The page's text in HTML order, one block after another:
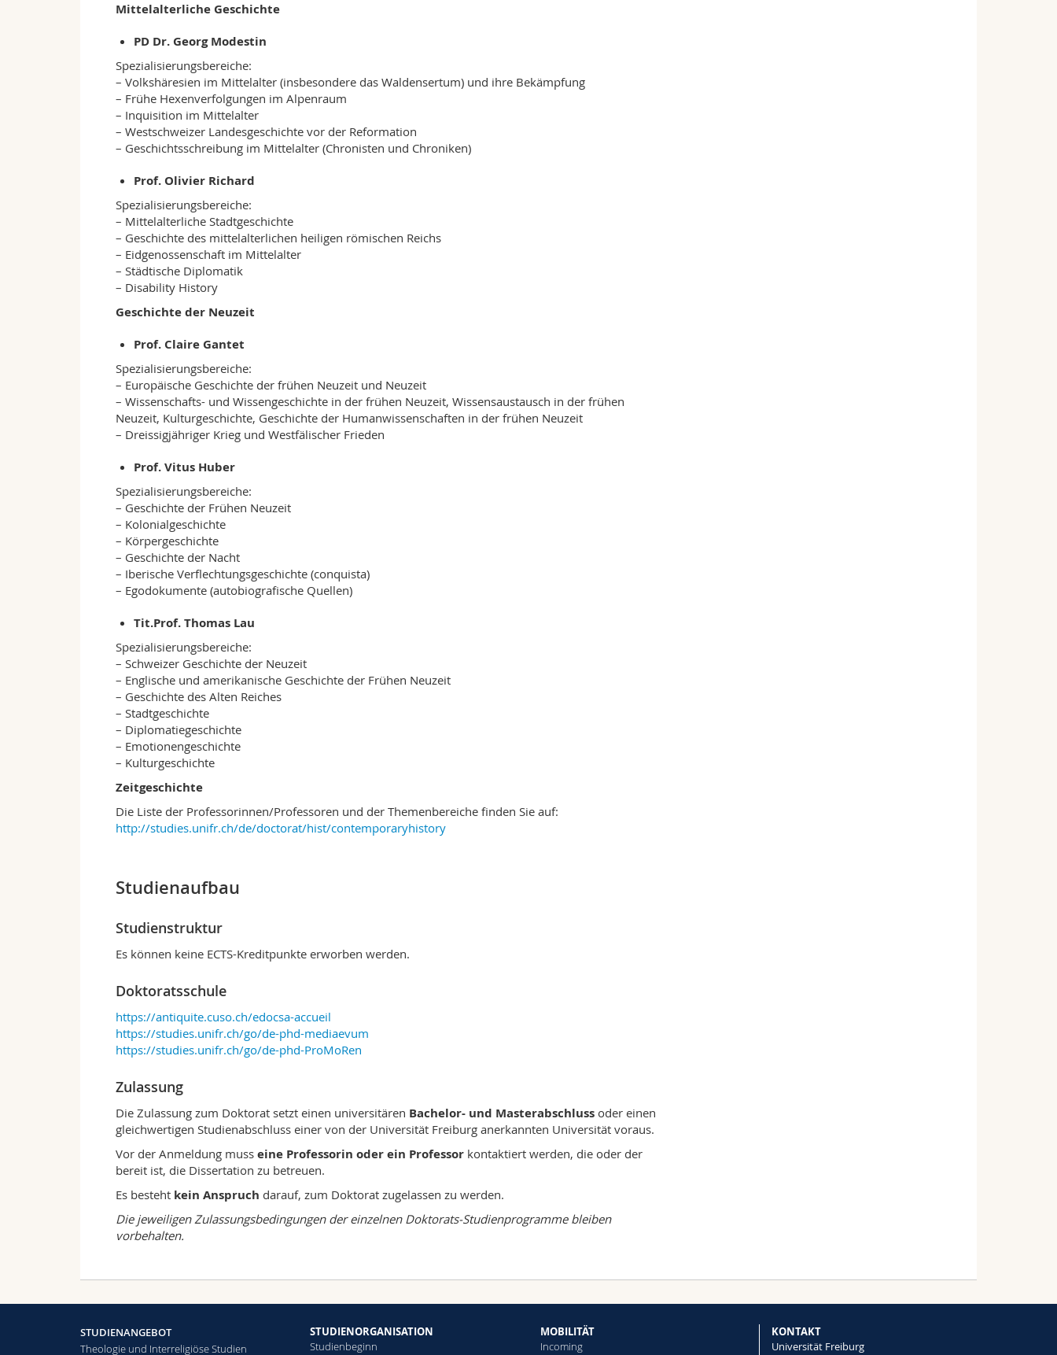
Mittelalterliche Geschichte
PD Dr. Georg Modestin
Spezialisierungsbereiche:
– Volkshäresien im Mittelalter (insbesondere das Waldensertum) und ihre Bekämpfung
– Frühe Hexenverfolgungen im Alpenraum
– Inquisition im Mittelalter
– Westschweizer Landesgeschichte vor der Reformation
– Geschichtsschreibung im Mittelalter (Chronisten und Chroniken)
Prof. Olivier Richard
Spezialisierungsbereiche:
– Mittelalterliche Stadtgeschichte
– Geschichte des mittelalterlichen heiligen römischen Reichs
– Eidgenossenschaft im Mittelalter
– Städtische Diplomatik
– Disability History
Geschichte der Neuzeit
Prof. Claire Gantet
Spezialisierungsbereiche:
– Europäische Geschichte der frühen Neuzeit und Neuzeit
– Wissenschafts- und Wissengeschichte in der frühen Neuzeit, Wissensaustausch in der frühen
Neuzeit, Kulturgeschichte, Geschichte der Humanwissenschaften in der frühen Neuzeit
– Dreissigjähriger Krieg und Westfälischer Frieden
Prof. Vitus Huber
Spezialisierungsbereiche:
– Geschichte der Frühen Neuzeit
– Kolonialgeschichte
– Körpergeschichte
– Geschichte der Nacht
– Iberische Verflechtungsgeschichte (conquista)
– Egodokumente (autobiografische Quellen)
Tit.Prof. Thomas Lau
Spezialisierungsbereiche:
– Schweizer Geschichte der Neuzeit
– Englische und amerikanische Geschichte der Frühen Neuzeit
– Geschichte des Alten Reiches
– Stadtgeschichte
– Diplomatiegeschichte
– Emotionengeschichte
– Kulturgeschichte
Zeitgeschichte
Die Liste der Professorinnen/Professoren und der Themenbereiche finden Sie auf:
http://studies.unifr.ch/de/doctorat/hist/contemporaryhistory
Studienaufbau
Studienstruktur
Es können keine ECTS-Kreditpunkte erworben werden.
Doktoratsschule
https://antiquite.cuso.ch/edocsa-accueil
https://studies.unifr.ch/go/de-phd-mediaevum
https://studies.unifr.ch/go/de-phd-ProMoRen
Zulassung
Die Zulassung zum Doktorat setzt einen universitären Bachelor- und Masterabschluss oder einen
gleichwertigen Studienabschluss einer von der Universität Freiburg anerkannten Universität voraus.
Vor der Anmeldung muss eine Professorin oder ein Professor kontaktiert werden, die oder der
bereit ist, die Dissertation zu betreuen.
Es besteht kein Anspruch darauf, zum Doktorat zugelassen zu werden.
Die jeweiligen Zulassungsbedingungen der einzelnen Doktorats-Studienprogramme bleiben
vorbehalten.
STUDIENANGEBOT
Theologie und Interreligiöse Studien
STUDIENORGANISATION
Studienbeginn
MOBILITÄT
Incoming
KONTAKT
Universität Freiburg